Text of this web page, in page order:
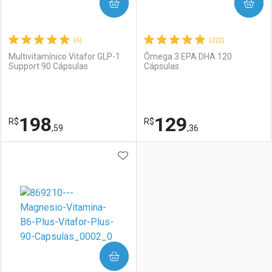
(6)
Multivitamínico Vitafor GLP-1
Support 90 Cápsulas
R$198,59
COMPRAR
Laboratório
Por Menos
(222)
Ômega 3 EPA DHA 120
Cápsulas
R$129,36
COMPRAR
ADICIONAR AOS FAVORITOS
COMPRAR